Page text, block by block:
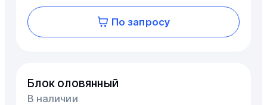
По запросу
Блок оловянный
В наличии